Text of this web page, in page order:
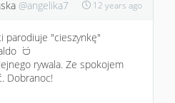
@angelika7 12 years ago
parodiuje "cieszynkę"
:D
rywala. Ze spokojem
Dobranoc!